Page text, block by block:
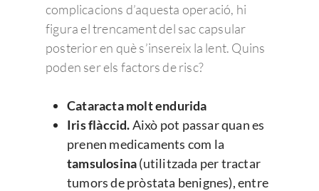
complicacions d’aquesta operació, hi
figura el trencament del sac capsular
posterior en què s’insereix la lent. Quins
poden ser els factors de risc?
Cataracta molt endurida
Iris flàccid.Això pot passar quan es
prenen medicaments com la
tamsulosina(utilitzada per tractar
tumors de pròstata benignes), entre